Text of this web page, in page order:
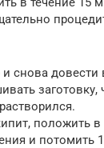
и снова
заготовку,
положить
и потомить